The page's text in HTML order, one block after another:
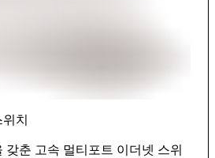
치
갖춘 고속 멀티포트 이더넷 스위